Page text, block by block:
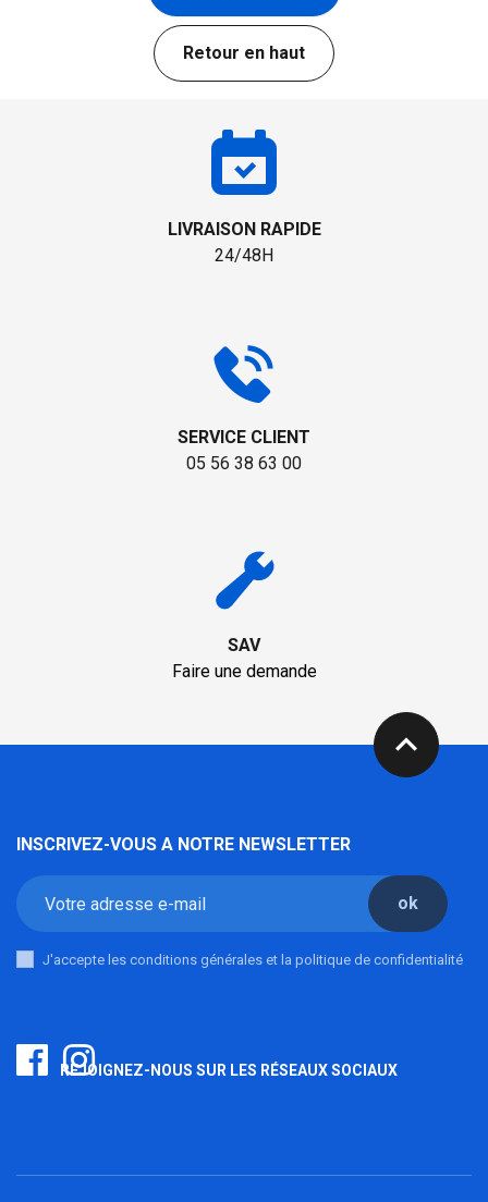
Retour en haut
LIVRAISON RAPIDE
24/48H
SERVICE CLIENT
05 56 38 63 00
SAV
Faire une demande
expand_less
INSCRIVEZ-VOUS A NOTRE NEWSLETTER
ok
J'accepte les conditions générales et la politique de confidentialité
REJOIGNEZ-NOUS SUR LES RÉSEAUX SOCIAUX